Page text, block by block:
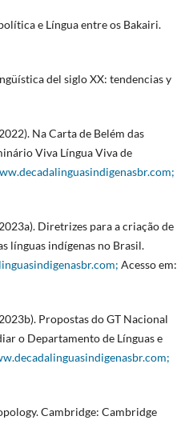
e Língua entre os Bakairi.
del siglo XX: tendencias y
Na Carta de Belém das
Viva Língua Viva de
Diretrizes para a criação de
línguas indígenas no Brasil.
Acesso em:
Propostas do GT Nacional
o Departamento de Línguas e
Cambridge: Cambridge